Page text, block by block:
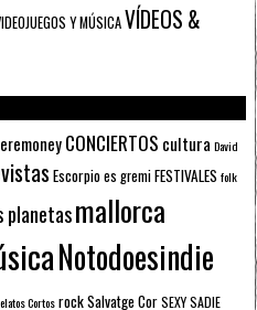
Y MÚSICAVÍDEOS &
CONCIERTOS cultura David
Escorpioes gremiFESTIVALES folk
planetasmallorca
Notodoesindie
CortosrockSalvatge CorSEXY SADIE